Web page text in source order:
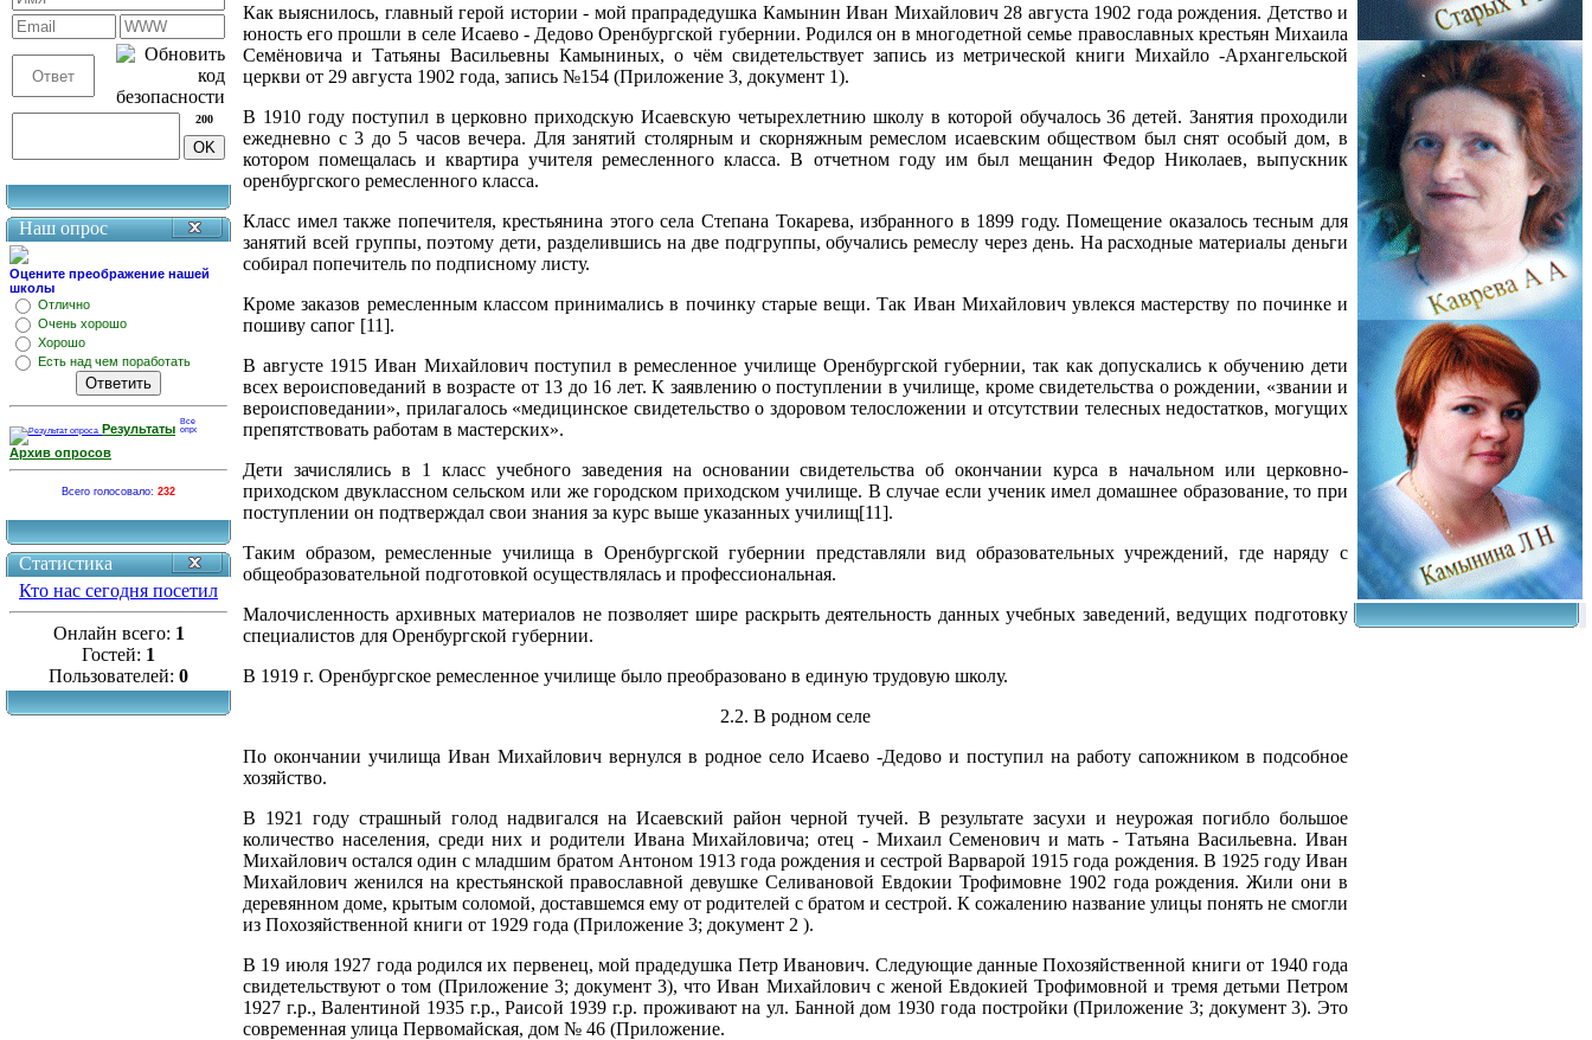
200
Наш опрос
Оцените преображение нашей
школы
Отлично
Очень хорошо
Хорошо
Есть над чем поработать
Результаты
Архив опросов
Всего голосовало: 232
Статистика
Кто нас сегодня посетил
Онлайн всего: 1
Гостей: 1
Пользователей: 0
Как выяснилось, главный герой истории - мой прапрадедушка Камынин Иван Михайлович 28 августа 1902 года рождения. Детство и
юность его прошли в селе Исаево - Дедово Оренбургской губернии. Родился он в многодетной семье православных крестьян Михаила
Семёновича и Татьяны Васильевны Камыниных, о чём свидетельствует запись из метрической книги Михайло -Архангельской
церкви от 29 августа 1902 года, запись №154 (Приложение 3, документ 1).
В 1910году поступил в церковно приходскую Исаевскую четырехлетнию школу в которой обучалось 36 детей. Занятия проходили
ежедневно с 3 до 5 часов вечера. Для занятий столярным и скорняжным ремеслом исаевским обществом был снят особый дом, в
котором помещалась и квартира учителя ремесленного класса. В отчетном году им был мещанин Федор Николаев, выпускник
оренбургского ремесленного класса.
Класс имел также попечителя, крестьянина этого села Степана Токарева, избранного в 1899 году. Помещение оказалось тесным для
занятий всей группы, поэтому дети, разделившись на две подгруппы, обучались ремеслу через день. На расходные материалы деньги
собирал попечитель по подписному листу.
Кроме заказов ремесленным классом принимались в починку старые вещи. Так Иван Михайлович увлекся мастерству по починке и
пошиву сапог [11].
В августе 1915 Иван Михайлович поступил в ремесленное училище Оренбургской губернии, так как допускались к обучению дети
всех вероисповеданий в возрасте от 13 до 16 лет. К заявлению о поступлении в училище, кроме свидетельства о рождении, «звании и
вероисповедании», прилагалось «медицинское свидетельство о здоровом телосложении и отсутствии телесных недостатков, могущих
препятствовать работам в мастерских».
Дети зачислялись в 1 класс учебного заведения на основании свидетельства об окончании курса в начальном или церковно-
приходском двуклассном сельском или же городском приходском училище. В случае если ученик имел домашнее образование, то при
поступлении он подтверждал свои знания за курс выше указанных училищ[11].
Таким образом, ремесленные училища в Оренбургской губернии представляли вид образовательных учреждений, где наряду с
общеобразовательной подготовкой осуществлялась и профессиональная.
Малочисленность архивных материалов не позволяет шире раскрыть деятельность данных учебных заведений, ведущих подготовку
специалистов для Оренбургской губернии.
В 1919 г. Оренбургское ремесленное училище было преобразовано в единую трудовую школу.
2.2. В родном селе
По окончании училища Иван Михайлович вернулся в родное село Исаево -Дедово и поступил на работу сапожником в подсобное
хозяйство.
В 1921 году страшный голод надвигался на Исаевский район черной тучей. В результате засухи и неурожая погибло большое
количество населения, среди них и родители Ивана Михайловича; отец - Михаил Семенович и мать - Татьяна Васильевна. Иван
Михайлович остался один с младшим братом Антоном 1913 года рождения и сестрой Варварой 1915 года рождения. В 1925 году Иван
Михайлович женился на крестьянской православной девушке Селивановой Евдокии Трофимовне 1902 года рождения. Жили они в
деревянном доме, крытым соломой, доставшемся ему от родителей с братом и сестрой. К сожалению название улицы понять не смогли
из Похозяйственной книги от 1929 года (Приложение 3; документ 2 ).
В 19 июля 1927 года родился их первенец, мой прадедушка Петр Иванович. Следующие данные Похозяйственной книги от 1940 года
свидетельствуют о том (Приложение 3; документ 3), что Иван Михайлович с женой Евдокией Трофимовной и тремя детьми Петром
1927 г.р., Валентиной 1935 г.р., Раисой 1939 г.р. проживают на ул. Банной дом 1930 года постройки (Приложение 3; документ 3). Это
современная улица Первомайская, дом № 46 (Приложение.